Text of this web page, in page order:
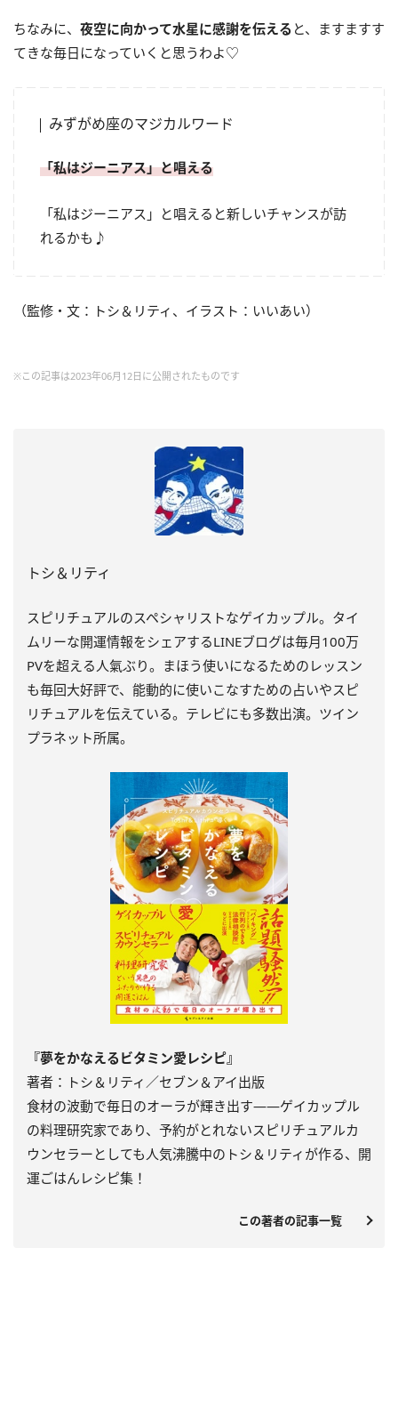
ちなみに、 夜空に向かって水星に感謝を伝える と、ますますす
てきな毎日になっていくと思うわよ♡
みずがめ座のマジカルワード
「私はジーニアス」と唱える
「私はジーニアス」と唱えると新しいチャンスが訪
れるかも♪
（監修・文：トシ＆リティ、イラスト：いいあい）
※この記事は2023年06月12日に公開されたものです
トシ＆リティ
スピリチュアルのスペシャリストなゲイカップル。タイ
ムリーな開運情報をシェアするLINEブログは毎月100万
PVを超える人氣ぶり。まほう使いになるためのレッスン
も毎回大好評で、能動的に使いこなすための占いやスピ
リチュアルを伝えている。テレビにも多数出演。ツイン
プラネット所属。
『夢をかなえるビタミン愛レシピ』
著者：トシ＆リティ／セブン＆アイ出版
食材の波動で毎日のオーラが輝き出す――ゲイカップル
の料理研究家であり、予約がとれないスピリチュアルカ
ウンセラーとしても人気沸騰中のトシ＆リティが作る、開
運ごはんレシピ集！
この著者の記事一覧